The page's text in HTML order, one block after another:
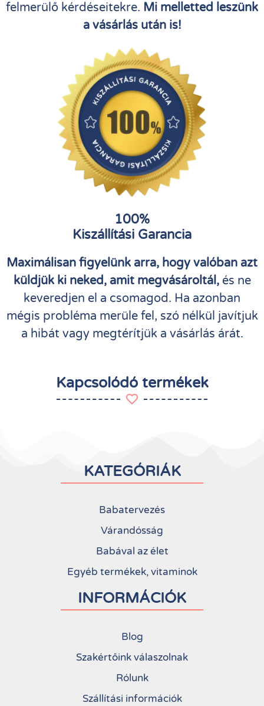
felmerülő kérdéseitekre. Mi melletted leszünk
a vásárlás után is!
100%
Kiszállítási Garancia
Maximálisan figyelünk arra, hogy valóban azt
küldjük ki neked, amit megvásároltál, és ne
keveredjen el a csomagod. Ha azonban
mégis probléma merüle fel, szó nélkül javítjuk
a hibát vagy megtérítjük a vásárlás árát.
Kapcsolódó termékek
KATEGÓRIÁK
Babatervezés
Várandósság
Babával az élet
Egyéb termékek, vitaminok
INFORMÁCIÓK
Blog
Szakértőink válaszolnak
Rólunk
Szállítási információk